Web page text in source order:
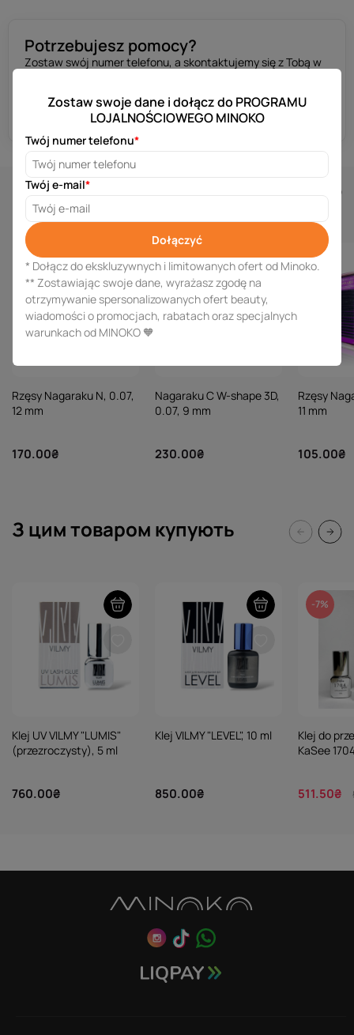
Potrzebujesz pomocy?
Zostaw swój numer telefonu, а skontaktujemy się z Tobą w
Uzyskaj konsultację
Similar products
Rzęsy Nagaraku N, 0.07,
12 mm
170.00₴
Nagaraku C W-shape 3D,
0.07, 9 mm
230.00₴
Rzęsy
11 mm
105.00₴
З цим товаром купують
Klej UV VILMY "LUMIS"
(przezroczysty), 5 ml
760.00₴
Klej VILMY "LEVEL", 10 ml
850.00₴
-7%
Klej do
KaSee
511.50₴
Zostaw swoje dane i dołącz do PROGRAMU
LOJALNOŚCIOWEGO MINOKO
Twój numer telefonu*
Twój e-mail*
Dołączyć
* Dołącz do ekskluzywnych i limitowanych ofert od Minoko.
** Zostawiając swoje dane, wyrażasz zgodę na
otrzymywanie spersonalizowanych ofert beauty,
wiadomości o promocjach, rabatach oraz specjalnych
warunkach od MINOKO 🧡